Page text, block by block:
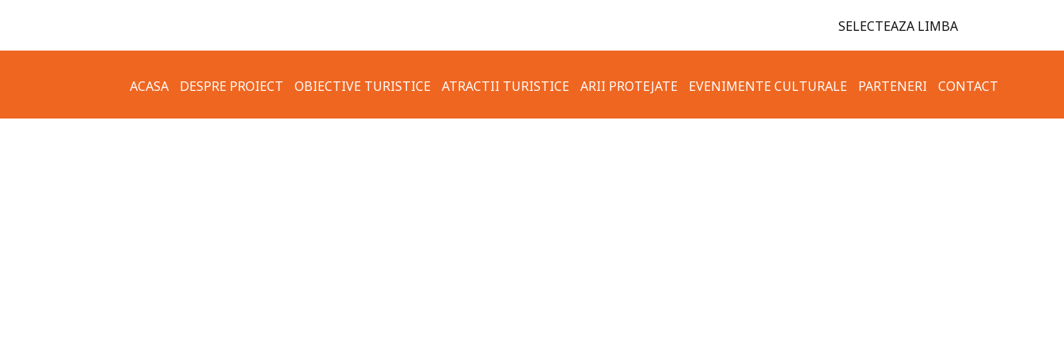
SELECTEAZA LIMBA
ACASA DESPRE PROIECT OBIECTIVE TURISTICE ATRACTII TURISTICE ARII PROTEJATE EVENIMENTE CULTURALE PARTENERI CONTACT